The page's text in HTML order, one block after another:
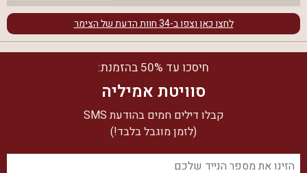
לחצו כאן וצפו ב-34חוות הדעת של הצימר
חיסכו עד 50% בהזמנת:
סוויטת אמיליה
קבלו דילים חמים בהודעת SMS
(לזמן מוגבל בלבד!)